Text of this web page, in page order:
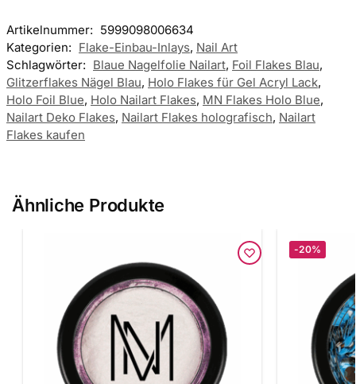
Artikelnummer: 5999098006634
Kategorien: Flake-Einbau-Inlays, Nail Art
Schlagwörter: Blaue Nagelfolie Nailart, Foil Flakes Blau,
Glitzerflakes Nägel Blau, Holo Flakes für Gel Acryl Lack,
Holo Foil Blue, Holo Nailart Flakes, MN Flakes Holo Blue,
Nailart Deko Flakes, Nailart Flakes holografisch, Nailart
Flakes kaufen
Ähnliche Produkte
-20%